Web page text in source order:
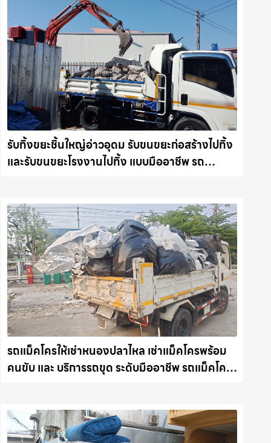
รับทิ้งขยะชิ้นใหญ่อ่าวอุดม รับขนขยะก่อสร้างไปทิ้ง
และรับขนขยะโรงงานไปทิ้ง แบบมืออาชีพ รถ
รถแม็คโครให้เช่าหนองปลาไหล เช่าแม็คโครพร้อม
คนขับ และ บริการรถขุด ระดับมืออาชีพ รถแม็คโคร